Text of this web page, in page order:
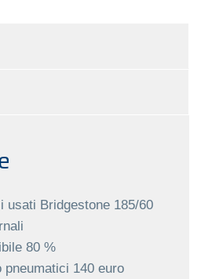
usati Bridgestone 185/60
80 %
pneumatici 140 euro